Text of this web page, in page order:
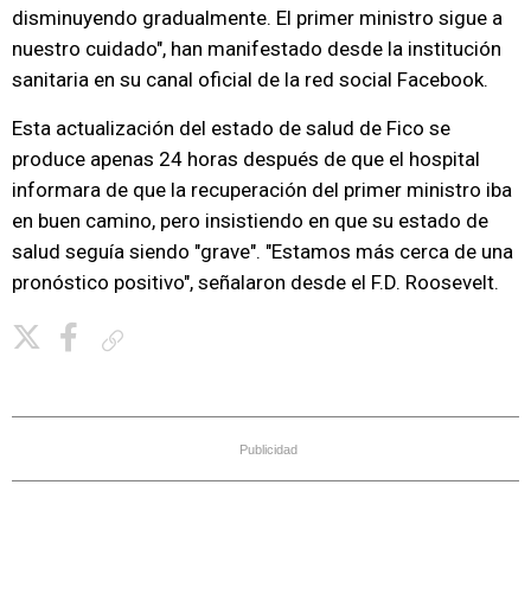
disminuyendo gradualmente. El primer ministro sigue a
nuestro cuidado", han manifestado desde la institución
sanitaria en su canal oficial de la red social Facebook.
Esta actualización del estado de salud de Fico se
produce apenas 24 horas después de que el hospital
informara de que la recuperación del primer ministro iba
en buen camino, pero insistiendo en que su estado de
salud seguía siendo "grave". "Estamos más cerca de una
pronóstico positivo", señalaron desde el F.D. Roosevelt.
Publicidad